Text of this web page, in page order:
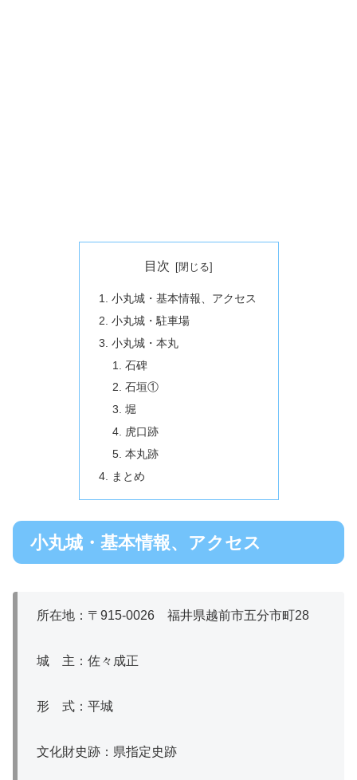
目次
小丸城・基本情報、アクセス
小丸城・駐車場
小丸城・本丸
石碑
石垣①
堀
虎口跡
本丸跡
まとめ
小丸城・基本情報、アクセス
所在地：〒915‐0026 福井県越前市五分市町28
城 主：佐々成正
形 式：平城
文化財史跡：県指定史跡